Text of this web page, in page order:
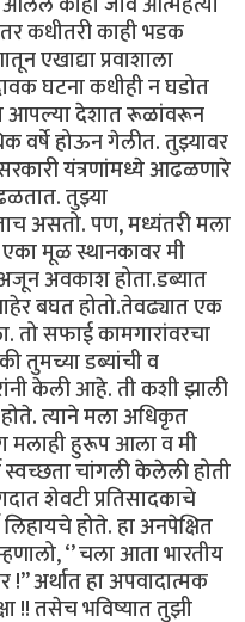
कधीतरी काही भडक
एखाद्या प्रवाशाला
घटना कधीही न घडोत
आपल्या देशात रूळांवरून
वर्षे होऊन गेलीत. तुझ्यावर
यंत्रणांमध्ये आढळणारे
तुझ्या
असतो. पण, मध्यंतरी मला
मूळ स्थानकावर मी
अवकाश होता.डब्यात
बघत होतो.तेवढ्यात एक
सफाई कामगारांवरचा
तुमच्या डब्यांची व
केली आहे. ती कशी झाली
त्याने मला अधिकृत
मलाही हुरूप आला व मी
चांगली केलेली होती
शेवटी प्रतिसादकाचे
होते. हा अनपेक्षित
‘’ चला आता भारतीय
अर्थात हा अपवादात्मक
!! तसेच भविष्यात तुझी